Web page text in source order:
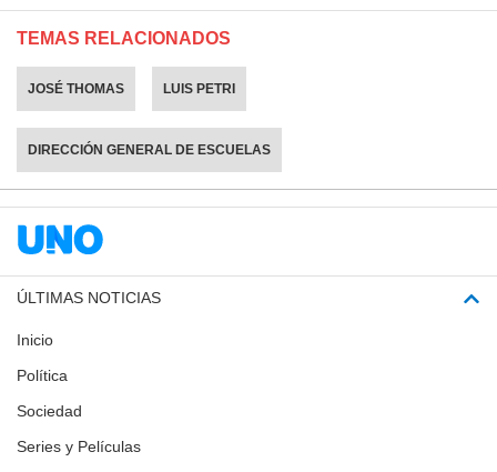
TEMAS RELACIONADOS
JOSÉ THOMAS LUIS PETRI
DIRECCIÓN GENERAL DE ESCUELAS
ÚLTIMAS NOTICIAS
Inicio
Política
Sociedad
Series y Películas